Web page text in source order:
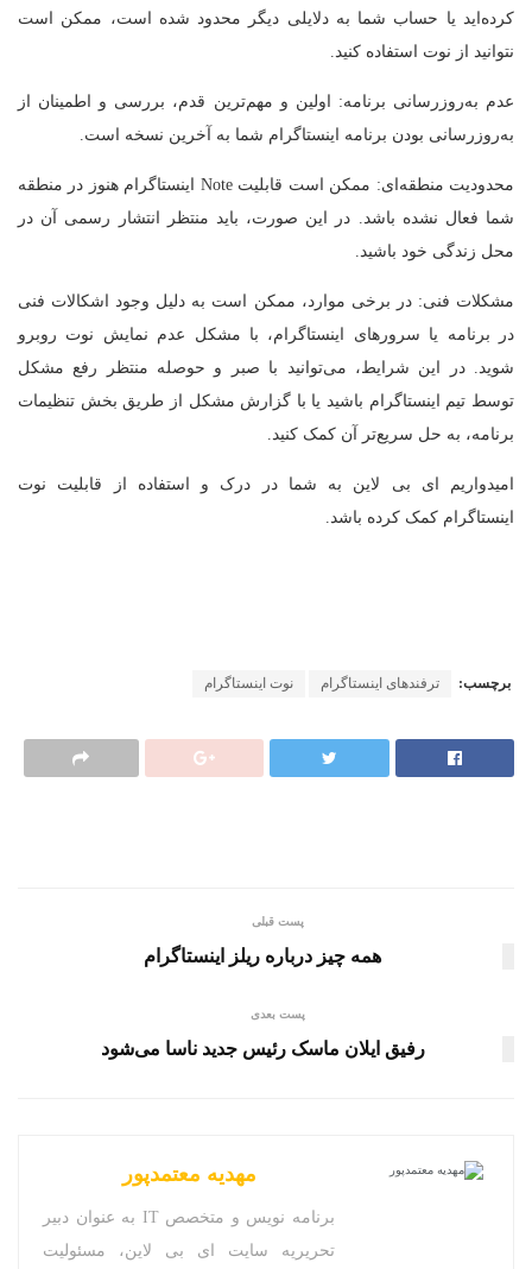
کرده‌اید یا حساب شما به دلایلی دیگر محدود شده است، ممکن است
نتوانید از نوت استفاده کنید.
عدم به‌روزرسانی برنامه: اولین و مهم‌ترین قدم، بررسی و اطمینان از
به‌روزرسانی بودن برنامه اینستاگرام شما به آخرین نسخه است.
محدودیت منطقه‌ای: ممکن است قابلیت Note اینستاگرام هنوز در منطقه
شما فعال نشده باشد. در این صورت، باید منتظر انتشار رسمی آن در
محل زندگی خود باشید.
مشکلات فنی: در برخی موارد، ممکن است به دلیل وجود اشکالات فنی
در برنامه یا سرورهای اینستاگرام، با مشکل عدم نمایش نوت روبرو
شوید. در این شرایط، می‌توانید با صبر و حوصله منتظر رفع مشکل
توسط تیم اینستاگرام باشید یا با گزارش مشکل از طریق بخش تنظیمات
برنامه، به حل سریع‌تر آن کمک کنید.
امیدواریم ای بی لاین به شما در درک و استفاده از قابلیت نوت
اینستاگرام کمک کرده باشد.
برچسب: ترفندهای اینستاگرام نوت اینستاگرام
پست قبلی
همه چیز درباره ریلز اینستاگرام
پست بعدی
رفیق ایلان ماسک رئیس جدید ناسا می‌شود
مهدیه معتمدپور
برنامه نویس و متخصص IT به عنوان دبیر
تحریریه سایت ای بی لاین، مسئولیت